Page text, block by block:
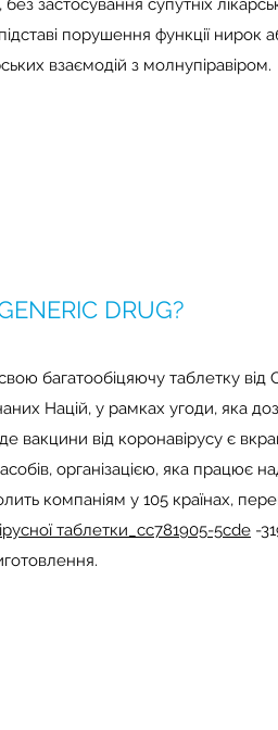
без застосування супутніх
порушення функції нирок
взаємодій з молнупіравіром.
DRUG?
багатообіцяючу таблетку від
Націй, у рамках угоди, яка
вакцини від коронавірусу є
організацією, яка працює
компаніям у 105 країнах,
таблетки_cc781905-5cde -